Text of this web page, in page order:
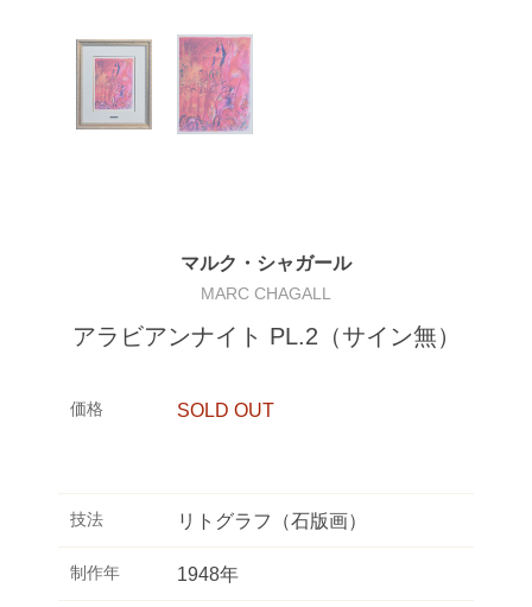
マルク・シャガール
MARC CHAGALL
アラビアンナイト PL.2（サイン無）
価格 SOLD OUT
技法 リトグラフ（石版画）
制作年 1948年